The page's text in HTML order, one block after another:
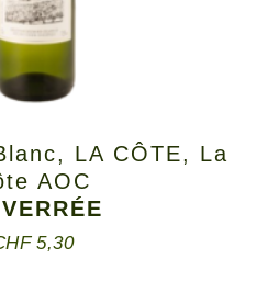
, LA CÔTE, La
AOC
5,30